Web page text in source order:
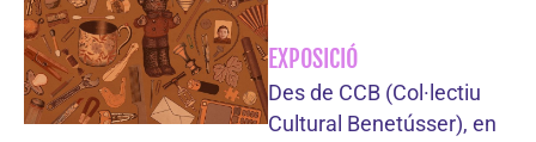
EXPOSICIÓ
Des de CCB (Col·lectiu
Cultural Benetússer), en